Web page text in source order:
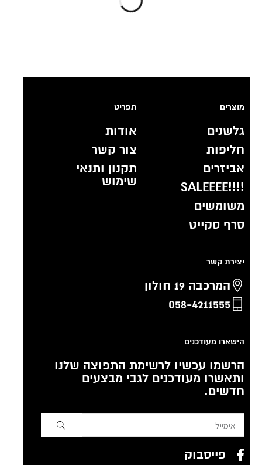
מוצרים
גלשנים
חליפות
אביזרים
!!!!SALEEEE
משומשים
סרף סקייט
תפריט
אודות
צור קשר
תקנון ותנאי
שימוש
יצירת קשר
המרכבה 19 חולון
058-4211555
הישארו מעודכנים
הרשמו עכשיו לרשימת התפוצה שלנו
ותאשרו מעודכנים לגבי מבצעים
חדשים.
פייסבוק